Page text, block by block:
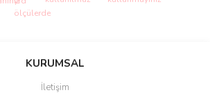
Bu ürüne ilk yorumu siz yapın!
KURUMSAL
İletişim